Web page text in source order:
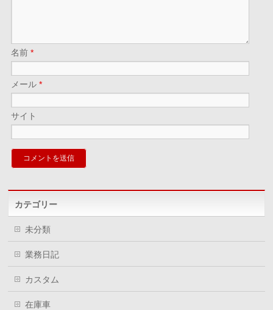
名前*
メール*
サイト
カテゴリー
未分類
業務日記
カスタム
在庫車